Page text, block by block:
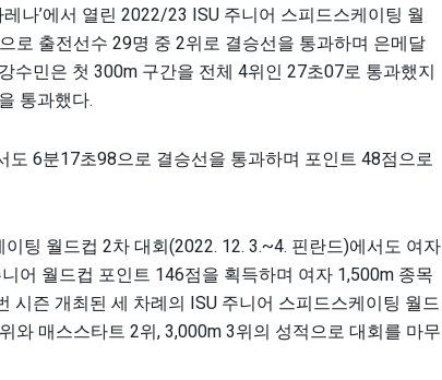
나’에서 열린 2022/23 ISU 주니어 스피드스케이팅 월
로 출전선수 29명 중 2위로 결승선을 통과하며 은메달
수민은 첫 300m 구간을 전체 4위인 27초07로 통과했지
통과했다.
6분17초98으로 결승선을 통과하며 포인트 48점으로
팅 월드컵 2차 대회(2022. 12. 3.~4. 핀란드)에서도 여자
어 월드컵 포인트 146점을 획득하며 여자 1,500m 종목
시즌 개최된 세 차례의 ISU 주니어 스피드스케이팅 월드
와 매스스타트 2위, 3,000m 3위의 성적으로 대회를 마무